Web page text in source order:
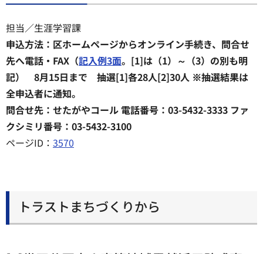
担当／生涯学習課
申込方法：区ホームページからオンライン手続き、問合せ
先へ電話・FAX（記入例3面。[1]は（1）～（3）の別も明
記） 8月15日まで 抽選[1]各28人[2]30人 ※抽選結果は
全申込者に通知。
問合せ先：せたがやコール 電話番号：03-5432-3333 ファ
クシミリ番号：03-5432-3100
ページID： 3570
トラストまちづくりから